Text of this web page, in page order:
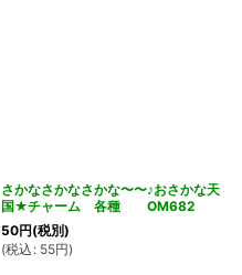
さかなさかなさかな〜〜♪おさかな天
国★チャーム 各種 OM682
50円(税別)
(税込 : 55円)